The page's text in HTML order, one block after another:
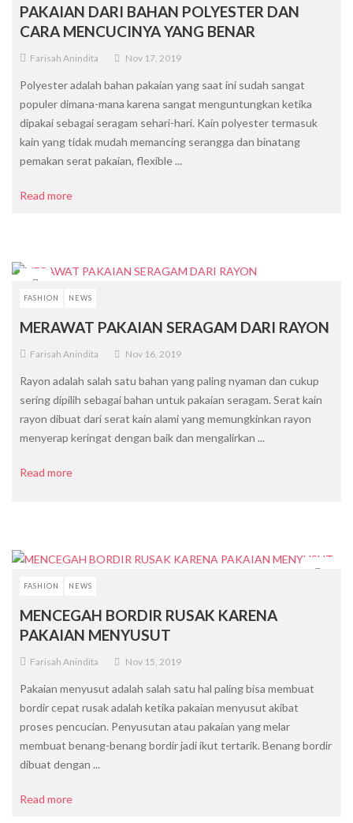
PAKAIAN DARI BAHAN POLYESTER DAN
CARA MENCUCINYA YANG BENAR
Farisah Anindita Nov 17, 2019
Polyester adalah bahan pakaian yang saat ini sudah sangat
populer dimana-mana karena sangat menguntungkan ketika
dipakai sebagai seragam sehari-hari. Kain polyester termasuk
kain yang tidak mudah memancing serangga dan binatang
pemakan serat pakaian, flexible ...
Read more
FASHION NEWS
MERAWAT PAKAIAN SERAGAM DARI RAYON
Farisah Anindita Nov 16, 2019
Rayon adalah salah satu bahan yang paling nyaman dan cukup
sering dipilih sebagai bahan untuk pakaian seragam. Serat kain
rayon dibuat dari serat kain alami yang memungkinkan rayon
menyerap keringat dengan baik dan mengalirkan ...
Read more
FASHION NEWS
MENCEGAH BORDIR RUSAK KARENA
PAKAIAN MENYUSUT
Farisah Anindita Nov 15, 2019
Pakaian menyusut adalah salah satu hal paling bisa membuat
bordir cepat rusak adalah ketika pakaian menyusut akibat
proses pencucian. Penyusutan atau pakaian yang melar
membuat benang-benang bordir jadi ikut tertarik. Benang bordir
dibuat dengan ...
Read more